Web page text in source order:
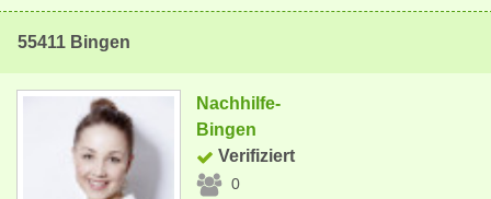
55411 Bingen
Nachhilfe-
Bingen
Verifiziert
0